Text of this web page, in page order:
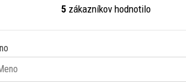
5zákazníkov hodnotilo